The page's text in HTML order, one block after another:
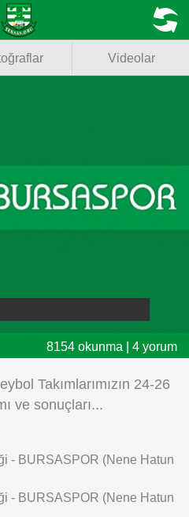
Videolar
8154 okunma | 4 yorum
Takımlarımızın 24-26
ve sonuçları...
- BURSASPOR (Nene Hatun
- BURSASPOR (Nene Hatun